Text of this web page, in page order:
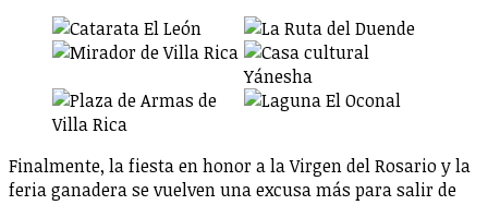
Finalmente, la fiesta en honor a la Virgen del Rosario y la
feria ganadera se vuelven una excusa más para salir de